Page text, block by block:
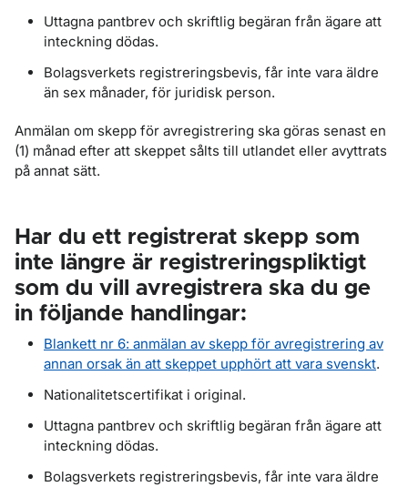
Uttagna pantbrev och skriftlig begäran från ägare att
inteckning dödas.
Bolagsverkets registreringsbevis, får inte vara äldre
än sex månader, för juridisk person.
Anmälan om skepp för avregistrering ska göras senast en
(1) månad efter att skeppet sålts till utlandet eller avyttrats
på annat sätt.
Har du ett registrerat skepp som
inte längre är registreringspliktigt
som du vill avregistrera ska du ge
in följande handlingar:
Blankett nr 6: anmälan av skepp för avregistrering av
annan orsak än att skeppet upphört att vara svenskt.
Nationalitetscertifikat i original.
Uttagna pantbrev och skriftlig begäran från ägare att
inteckning dödas.
Bolagsverkets registreringsbevis, får inte vara äldre